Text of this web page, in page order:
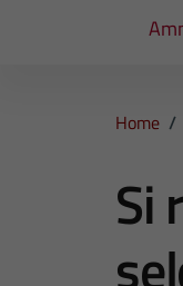
Home /
Si